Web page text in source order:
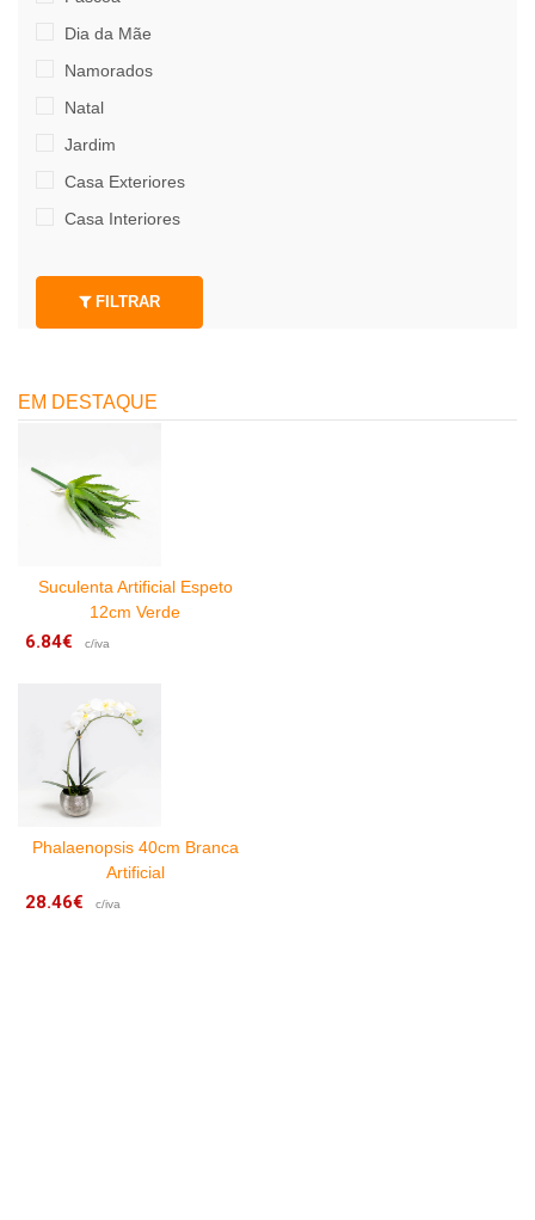
Dia da Mãe
Namorados
Natal
Jardim
Casa Exteriores
Casa Interiores
FILTRAR
EM DESTAQUE
Suculenta Artificial Espeto
12cm Verde
6.84€ c/iva
Phalaenopsis 40cm Branca
Artificial
28.46€ c/iva